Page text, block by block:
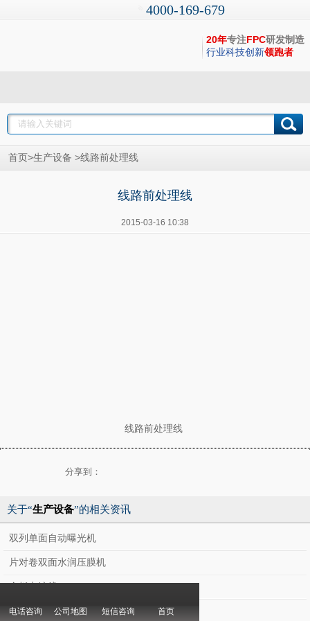
4000-169-679
20年专注FPC研发制造
行业科技创新领跑者
首页 >生产设备 >线路前处理线
线路前处理线
2015-03-16 10:38
线路前处理线
分享到：
关于“生产设备”的相关资讯
双列单面自动曝光机
片对卷双面水润压膜机
双台面丝印机
电话咨询 公司地图 短信咨询 首页